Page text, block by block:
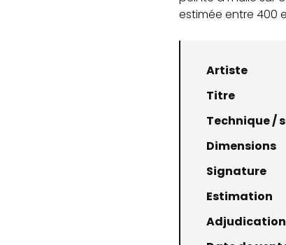
estimée entre 400
Artiste
Titre
Technique /
Dimensions
Signature
Estimation